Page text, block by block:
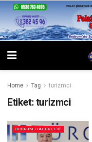
Home Tag turizmci
Etiket: turizmci
BODRUM HABERLERI